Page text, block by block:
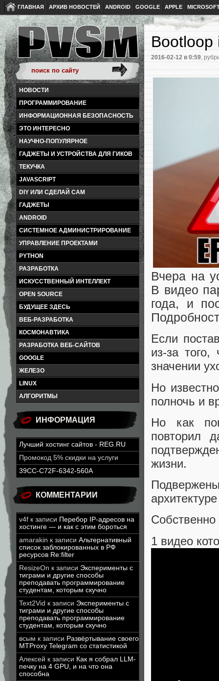
ГЛАВНАЯ АРХИВ НОВОСТЕЙ ANDROID GOOGLE APPLE
НОВОСТИ
ПРОГРАММИРОВАНИЕ
ИНФОРМАЦИОННАЯ БЕЗОПАСНОСТЬ
ЭТО ИНТЕРЕСНО
НАУЧНО-ПОПУЛЯРНОЕ
ГАДЖЕТЫ И УСТРОЙСТВА ДЛЯ ГИКОВ
ТЕКУЧКА
JAVASCRIPT
DIY ИЛИ СДЕЛАЙ САМ
ГАДЖЕТЫ
ANDROID
СИСТЕМНОЕ АДМИНИСТРИРОВАНИЕ
УПРАВЛЕНИЕ ПРОЕКТАМИ
PYTHON
РАЗРАБОТКА
ИСКУССТВЕННЫЙ ИНТЕЛЛЕКТ
OPEN SOURCE
БУДУЩЕЕ ЗДЕСЬ
ВЕБ-РАЗРАБОТКА
КОСМОНАВТИКА
РАЗРАБОТКА ВЕБ-САЙТОВ
GOOGLE
ЖЕЛЕЗО
LINUX
АЛГОРИТМЫ
ИНФОРМАЦИЯ
Лучший хостинг сайтов - REG.RU
Промокод 5% скидки на услуги
39CC-C72F-6342-560A
КОММЕНТАРИИ
v4f к записи Перебор IP-адресов на
хостинге — и как с этим бороться
amarakin к записи Альтернативный
список заблокированных в РФ
ресурсов Re:filter
ResizeOn к записи Эксперименты с
тиграми и другие способы
преподавать программирование
студентам, которым скучно
Text2Vid к записи Эксперименты с
тиграми и другие способы
преподавать программирование
студентам, которым скучно
всым к записи Развёртывание своего
MTProxy Telegram со статистикой
Алексей к записи Как я собрал LLM-
печку на 4 GPU, и на что она
способна
Bootloop
2016-02-12 в 0:59,
Вчера на
В видео
года, и
Если
из-за
значении
Но
полночь и
Но как
повторил
жизни.
1 видео